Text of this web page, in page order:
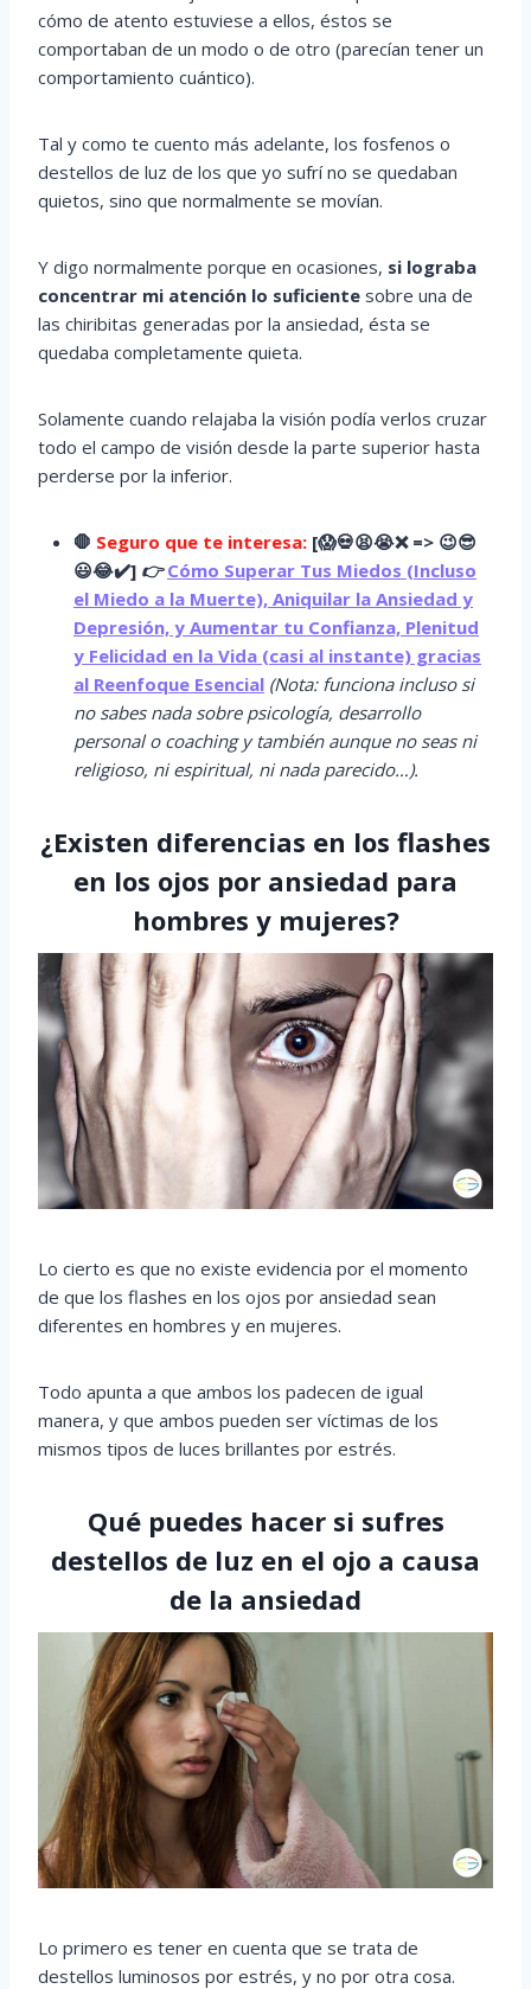
cómo de atento estuviese a ellos, éstos se
comportaban de un modo o de otro (parecían tener un
comportamiento cuántico).
Tal y como te cuento más adelante, los fosfenos o
destellos de luz de los que yo sufrí no se quedaban
quietos, sino que normalmente se movían.
Y digo normalmente porque en ocasiones, si lograba
concentrar mi atención lo suficiente sobre una de
las chiribitas generadas por la ansiedad, ésta se
quedaba completamente quieta.
Solamente cuando relajaba la visión podía verlos cruzar
todo el campo de visión desde la parte superior hasta
perderse por la inferior.
🛑 Seguro que te interesa: [😱💀😫😭❌ => 😉😎
😃😂✔️] 👉 Cómo Superar Tus Miedos (Incluso
el Miedo a la Muerte), Aniquilar la Ansiedad y
Depresión, y Aumentar tu Confianza, Plenitud
y Felicidad en la Vida (casi al instante) gracias
al Reenfoque Esencial (Nota: funciona incluso si
no sabes nada sobre psicología, desarrollo
personal o coaching y también aunque no seas ni
religioso, ni espiritual, ni nada parecido…).
¿Existen diferencias en los flashes
en los ojos por ansiedad para
hombres y mujeres?
Lo cierto es que no existe evidencia por el momento
de que los flashes en los ojos por ansiedad sean
diferentes en hombres y en mujeres.
Todo apunta a que ambos los padecen de igual
manera, y que ambos pueden ser víctimas de los
mismos tipos de luces brillantes por estrés.
Qué puedes hacer si sufres
destellos de luz en el ojo a causa
de la ansiedad
Lo primero es tener en cuenta que se trata de
destellos luminosos por estrés, y no por otra cosa.